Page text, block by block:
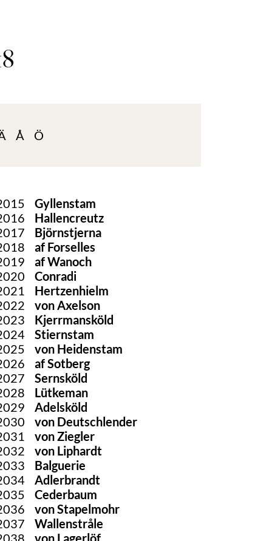
Å Ö
Gyllenstam
Hallencreutz
Björnstjerna
af Forselles
af Wanoch
Conradi
Hertzenhielm
von Axelson
Kjerrmansköld
Stiernstam
von Heidenstam
af Sotberg
Sernsköld
Lütkeman
Adelsköld
von Deutschlender
von Ziegler
von Liphardt
Balguerie
Adlerbrandt
Cederbaum
von Stapelmohr
Wallenstråle
von Lagerlöf